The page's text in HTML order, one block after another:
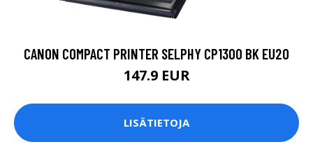
CANON COMPACT PRINTER SELPHY CP1300 BK EU20
147.9 EUR
LISÄTIETOJA